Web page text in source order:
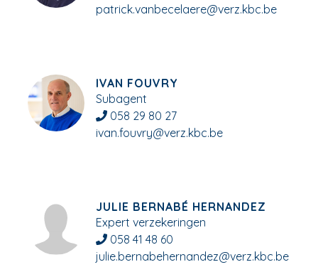
patrick.vanbecelaere@verz.kbc.be
IVAN FOUVRY
Subagent
058 29 80 27
ivan.fouvry@verz.kbc.be
JULIE BERNABÉ HERNANDEZ
Expert verzekeringen
058 41 48 60
julie.bernabehernandez@verz.kbc.be